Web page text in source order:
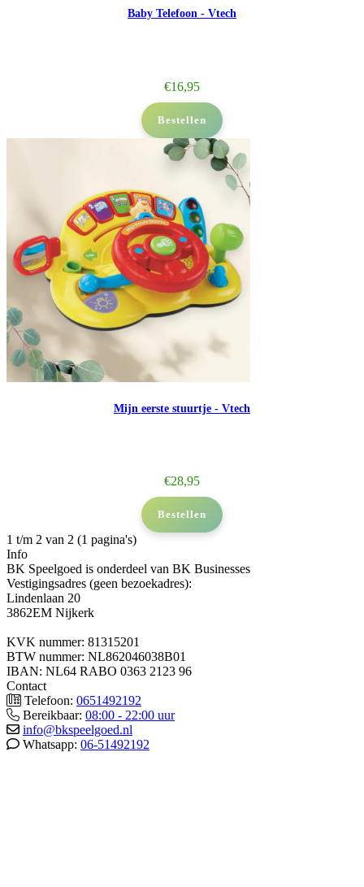
Baby Telefoon - Vtech
€16,95
Bestellen
Mijn eerste stuurtje - Vtech
€28,95
Bestellen
1 t/m 2 van 2 (1 pagina's)
Info
BK Speelgoed is onderdeel van BK Businesses
Vestigingsadres (geen bezoekadres):
Lindenlaan 20
3862EM Nijkerk
KVK nummer: 81315201
BTW nummer: NL862046038B01
IBAN: NL64 RABO 0363 2123 96
Contact
Telefoon: 0651492192
Bereikbaar: 08:00 - 22:00 uur
info@bkspeelgoed.nl
Whatsapp: 06-51492192